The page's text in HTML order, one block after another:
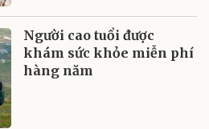
Người cao tuổi được
khám sức khỏe miễn phí
hàng năm